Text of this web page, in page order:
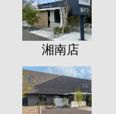
湘南店